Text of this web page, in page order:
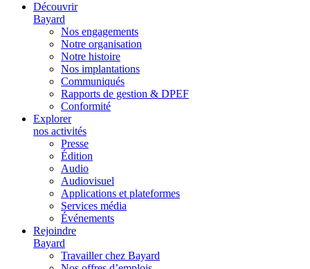
Découvrir
Bayard
Nos engagements
Notre organisation
Notre histoire
Nos implantations
Communiqués
Rapports de gestion & DPEF
Conformité
Explorer
nos activités
Presse
Édition
Audio
Audiovisuel
Applications et plateformes
Services média
Événements
Rejoindre
Bayard
Travailler chez Bayard